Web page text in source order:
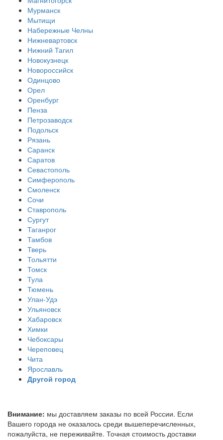
Мурманск
Мытищи
Набережные Челны
Нижневартовск
Нижний Тагил
Новокузнецк
Новороссийск
Одинцово
Орел
Оренбург
Пенза
Петрозаводск
Подольск
Рязань
Саранск
Саратов
Севастополь
Симферополь
Смоленск
Сочи
Ставрополь
Сургут
Таганрог
Тамбов
Тверь
Тольятти
Томск
Тула
Тюмень
Улан-Удэ
Ульяновск
Хабаровск
Химки
Чебоксары
Череповец
Чита
Ярославль
Другой город
Внимание: мы доставляем заказы по всей России. Если
Вашего города не оказалось среди вышеперечисленных,
пожалуйста, не переживайте. Точная стоимость доставки